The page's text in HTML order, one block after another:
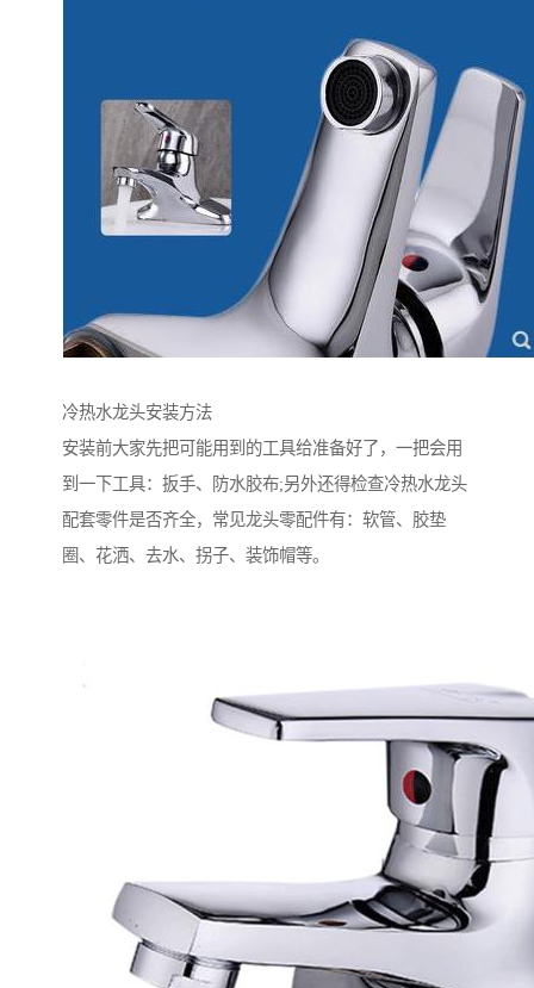
冷热水龙头安装方法
安装前大家先把可能用到的工具给准备好了，一把会用
到一下工具：扳手、防水胶布;另外还得检查冷热水龙头
配套零件是否齐全，常见龙头零配件有：软管、胶垫
圈、花洒、去水、拐子、装饰帽等。